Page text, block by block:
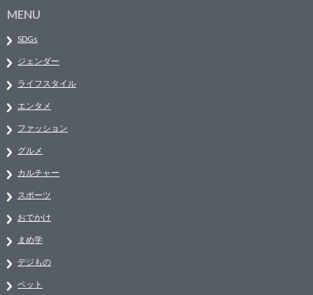
MENU
SDGs
ジェンダー
ライフスタイル
エンタメ
ファッション
グルメ
カルチャー
スポーツ
おでかけ
まめ学
デジもの
ペット